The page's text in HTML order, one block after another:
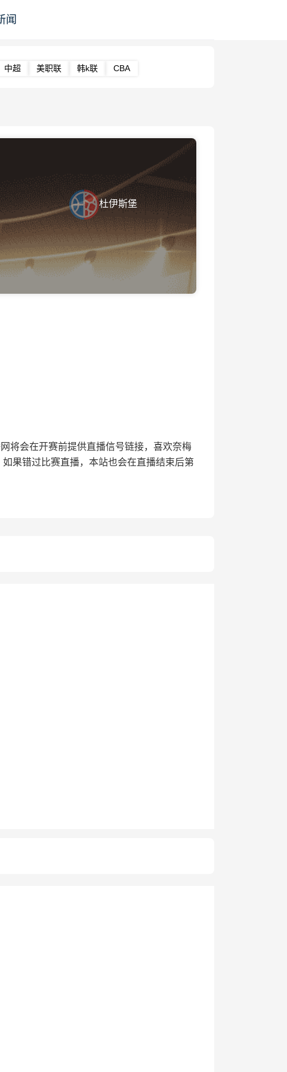
闻
中超 美职联 韩k联 CBA
杜伊斯堡
将会在开赛前提供直播信号链接，喜欢奈梅
果错过比赛直播，本站也会在直播结束后第